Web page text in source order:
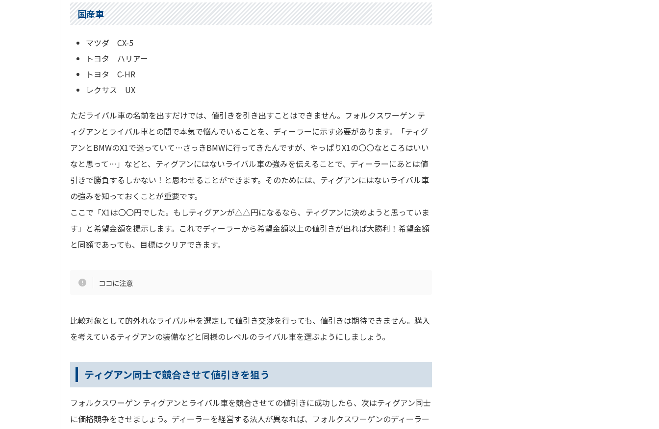
国産車
マツダ CX-5
トヨタ ハリアー
トヨタ C-HR
レクサス UX
ただライバル車の名前を出すだけでは、値引きを引き出すことはできません。フォルクスワーゲン テ
ィグアンとライバル車との間で本気で悩んでいることを、ディーラーに示す必要があります。「ティグ
アンとBMWのX1で迷っていて…さっきBMWに行ってきたんですが、やっぱりX1の〇〇なところはいい
なと思って…」などと、ティグアンにはないライバル車の強みを伝えることで、ディーラーにあとは値
引きで勝負するしかない！と思わせることができます。そのためには、ティグアンにはないライバル車
の強みを知っておくことが重要です。
ここで「X1は〇〇円でした。もしティグアンが△△円になるなら、ティグアンに決めようと思っていま
す」と希望金額を提示します。これでディーラーから希望金額以上の値引きが出れば大勝利！希望金額
と同額であっても、目標はクリアできます。
ココに注意
比較対象として的外れなライバル車を選定して値引き交渉を行っても、値引きは期待できません。購入
を考えているティグアンの装備などと同様のレベルのライバル車を選ぶようにしましょう。
ティグアン同士で競合させて値引きを狙う
フォルクスワーゲン ティグアンとライバル車を競合させての値引きに成功したら、次はティグアン同士
に価格競争をさせましょう。ディーラーを経営する法人が異なれば、フォルクスワーゲンのディーラー